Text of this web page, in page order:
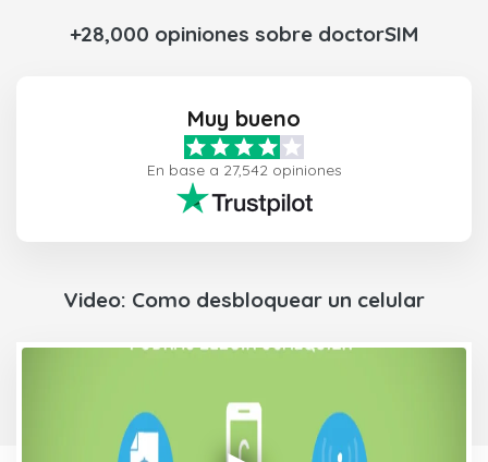
+28,000 opiniones sobre doctorSIM
Muy bueno
En base a 27,542 opiniones
Video: Como desbloquear un celular